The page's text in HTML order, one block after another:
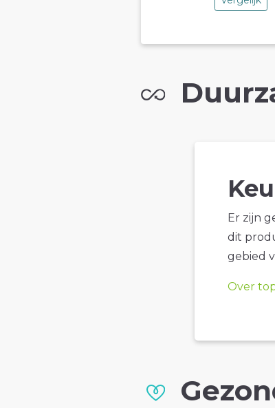
Er zijn
dit
gebied
Over